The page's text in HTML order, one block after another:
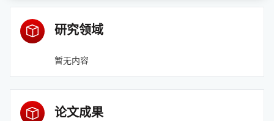
研究领域
暂无内容
论文成果